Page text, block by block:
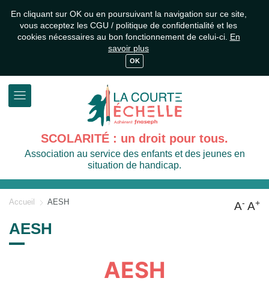
En cliquant sur OK ou en poursuivant la navigation sur ce site,
vous acceptez les CGU / politique de confidentialité et les
cookies nécessaires au bon fonctionnement de celui-ci. En
savoir plus
OK
SCOLARITÉ : un droit pour tous.
Association au service des enfants et des jeunes en
situation de handicap.
Accueil AESH A- A+
AESH
AESH